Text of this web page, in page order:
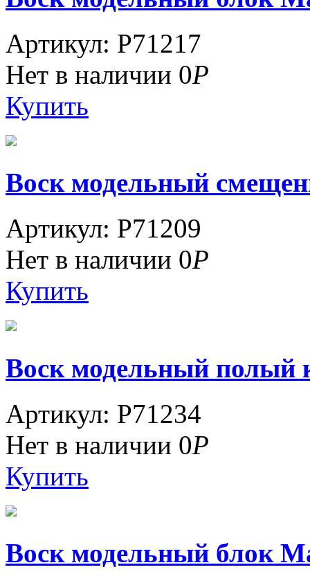
Артикул: P71217
Нет в наличии 0Р
Купить
Воск модельный
Артикул: P71209
Нет в наличии 0Р
Купить
Воск модельный полый
Артикул: P71234
Нет в наличии 0Р
Купить
Воск модельный блок